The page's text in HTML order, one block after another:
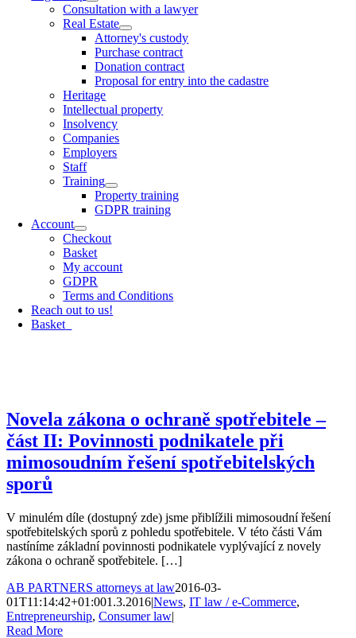
Consultation with a lawyer
Real Estate
Attorney's custody
Purchase contract
Donation contract
Proposal for entry into the cadastre
Heritage
Intellectual property
Insolvency
Companies
Employers
Staff
Training
Property training
GDPR training
Account
Checkout
Basket
My account
GDPR
Terms and Conditions
Reach out to us!
Basket
Novela zákona o ochraně spotřebitele –
část II: Povinnosti podnikatele při
mimosoudním řešení spotřebitelských
sporů
V minulém díle (dostupný zde) jsme přiblížili mimosoudní řešení
spotřebitelských sporů z pohledu spotřebitele. V této části Vám
nastíníme základní povinnosti podnikatele vyplývající z novely
zákona o ochraně spotřebitele. […]
AB PARTNERS attorneys at law2016-03-
01T11:14:42+01:001.3.2016|News, IT law / e-Commerce,
Entrepreneurship, Consumer law|
Read More